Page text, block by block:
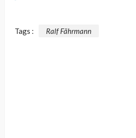
Tags : Ralf Fährmann